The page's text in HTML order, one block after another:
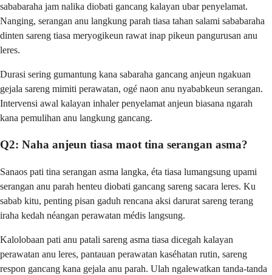
sababaraha jam nalika diobati gancang kalayan ubar penyelamat.
Nanging, serangan anu langkung parah tiasa tahan salami sababaraha
dinten sareng tiasa meryogikeun rawat inap pikeun pangurusan anu
leres.
Durasi sering gumantung kana sabaraha gancang anjeun ngakuan
gejala sareng mimiti perawatan, ogé naon anu nyababkeun serangan.
Intervensi awal kalayan inhaler penyelamat anjeun biasana ngarah
kana pemulihan anu langkung gancang.
Q2: Naha anjeun tiasa maot tina serangan asma?
Sanaos pati tina serangan asma langka, éta tiasa lumangsung upami
serangan anu parah henteu diobati gancang sareng sacara leres. Ku
sabab kitu, penting pisan gaduh rencana aksi darurat sareng terang
iraha kedah néangan perawatan médis langsung.
Kalolobaan pati anu patali sareng asma tiasa dicegah kalayan
perawatan anu leres, pantauan perawatan kaséhatan rutin, sareng
respon gancang kana gejala anu parah. Ulah ngalewatkan tanda-tanda